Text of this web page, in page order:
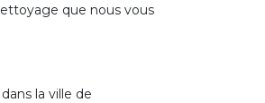
que nous vous
la ville de